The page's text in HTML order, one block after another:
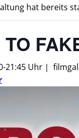
hat bereits
-21:45 Uhr |